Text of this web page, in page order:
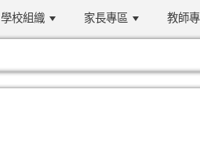
學校組織 家長專區 教師